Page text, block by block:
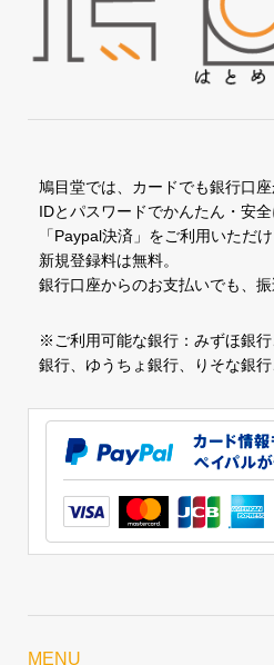
鳩目堂では、カードでも銀行口
IDとパスワードでかんたん・安
「Paypal決済」をご利用いただけ
新規登録料は無料。
銀行口座からのお支払いでも、振
※ご利用可能な銀行：みずほ銀
銀行、ゆうちょ銀行、りそな銀
MENU